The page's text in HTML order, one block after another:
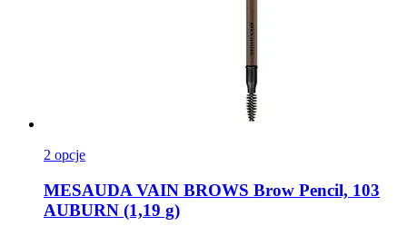
2 opcje
MESAUDA VAIN BROWS Brow Pencil, 103
AUBURN (1,19 g)